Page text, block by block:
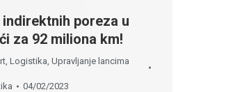
poreza u
za 92 miliona km!
Logistika Upravljanje lancima
04/02/2023